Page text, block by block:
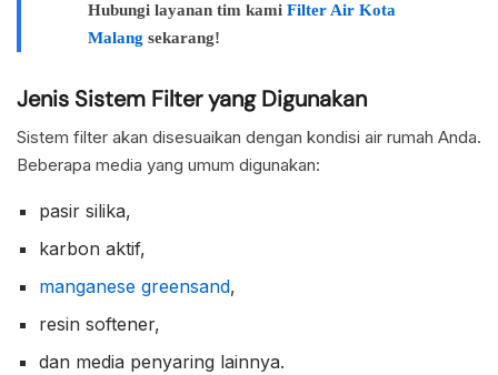
Hubungi layanan tim kami Filter Air Kota
Malang sekarang!
Jenis Sistem Filter yang Digunakan
Sistem filter akan disesuaikan dengan kondisi air rumah Anda.
Beberapa media yang umum digunakan:
pasir silika,
karbon aktif,
manganese greensand,
resin softener,
dan media penyaring lainnya.